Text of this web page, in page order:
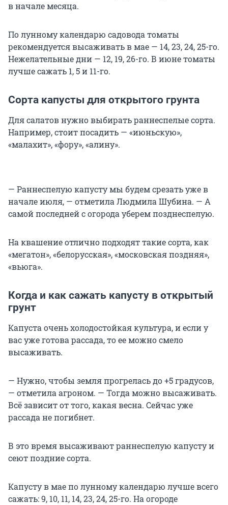
в начале месяца.
По лунному календарю садовода томаты
рекомендуется высаживать в мае — 14, 23, 24, 25-го.
Нежелательные дни — 12, 19, 26-го. В июне томаты
лучше сажать 1, 5 и 11-го.
Сорта капусты для открытого грунта
Для салатов нужно выбирать раннеспелые сорта.
Например, стоит посадить — «июньскую»,
«малахит», «фору», «алину».
— Раннеспелую капусту мы будем срезать уже в
начале июля, — отметила Людмила Шубина. — А
самой последней с огорода уберем позднеспелую.
На квашение отлично подходят такие сорта, как
«мегатон», «белорусская», «московская поздняя»,
«вьюга».
Когда и как сажать капусту в открытый
грунт
Капуста очень холодостойкая культура, и если у
вас уже готова рассада, то ее можно смело
высаживать.
— Нужно, чтобы земля прогрелась до +5 градусов,
— отметила агроном. — Тогда можно высаживать.
Всё зависит от того, какая весна. Сейчас уже
рассада не погибнет.
В это время высаживают раннеспелую капусту и
сеют поздние сорта.
Капусту в мае по лунному календарю лучше всего
сажать: 9, 10, 11, 14, 23, 24, 25-го. На огороде